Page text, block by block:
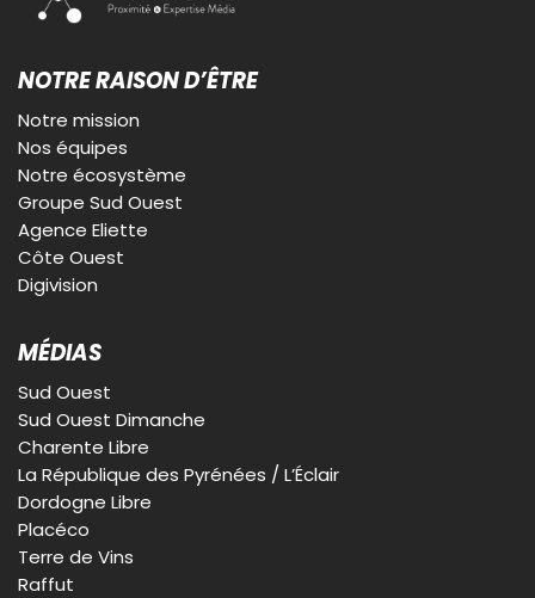
NOTRE RAISON D’ÊTRE
Notre mission
Nos équipes
Notre écosystème
Groupe Sud Ouest
Agence Eliette
Côte Ouest
Digivision
MÉDIAS
Sud Ouest
Sud Ouest Dimanche
Charente Libre
La République des Pyrénées / L’Éclair
Dordogne Libre
Placéco
Terre de Vins
Raffut